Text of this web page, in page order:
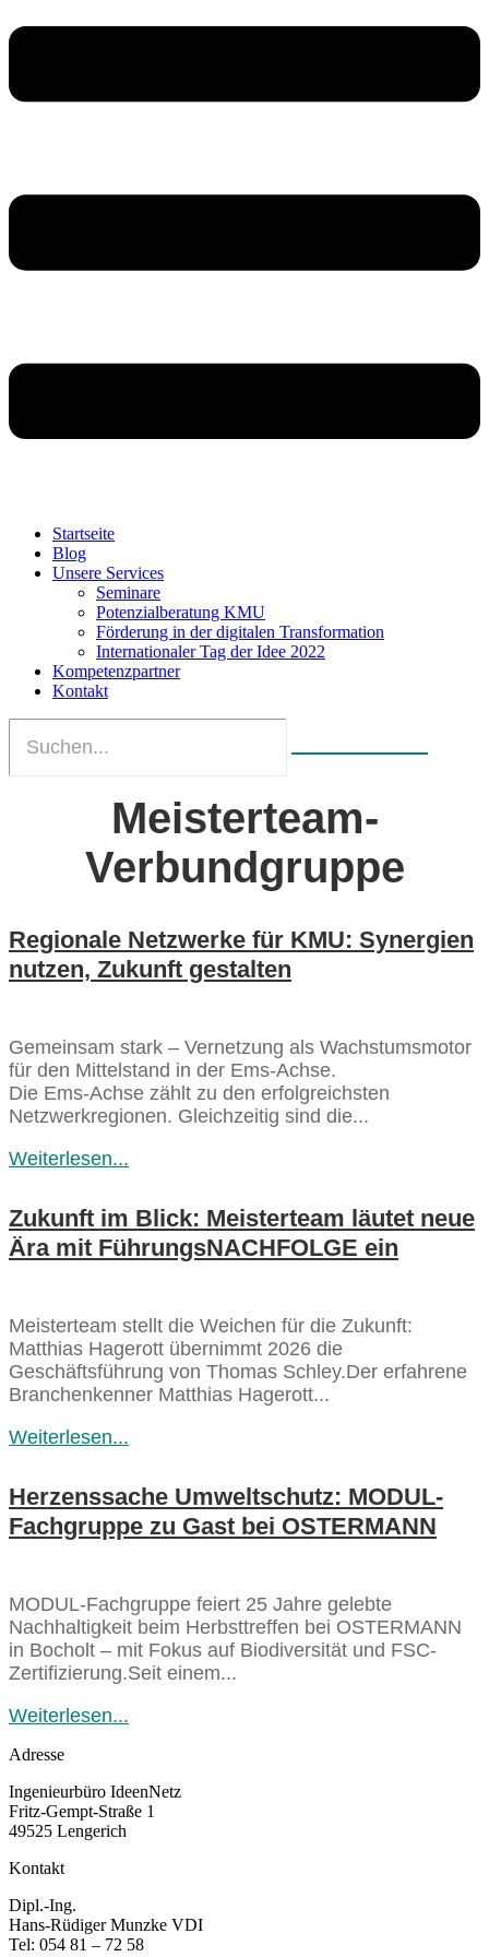
Startseite
Blog
Unsere Services
Seminare
Potenzialberatung KMU
Förderung in der digitalen Transformation
Internationaler Tag der Idee 2022
Kompetenzpartner
Kontakt
Meisterteam-
Verbundgruppe
Regionale Netzwerke für KMU: Synergien
nutzen, Zukunft gestalten
Gemeinsam stark – Vernetzung als Wachstumsmotor
für den Mittelstand in der Ems‑Achse.
Die Ems‑Achse zählt zu den erfolgreichsten
Netzwerkregionen. Gleichzeitig sind die...
Weiterlesen...
Zukunft im Blick: Meisterteam läutet neue
Ära mit FührungsNACHFOLGE ein
Meisterteam stellt die Weichen für die Zukunft:
Matthias Hagerott übernimmt 2026 die
Geschäftsführung von Thomas Schley.Der erfahrene
Branchenkenner Matthias Hagerott...
Weiterlesen...
Herzenssache Umweltschutz: MODUL-
Fachgruppe zu Gast bei OSTERMANN
MODUL-Fachgruppe feiert 25 Jahre gelebte
Nachhaltigkeit beim Herbsttreffen bei OSTERMANN
in Bocholt – mit Fokus auf Biodiversität und FSC-
Zertifizierung.Seit einem...
Weiterlesen...
Adresse
Ingenieurbüro IdeenNetz
Fritz-Gempt-Straße 1
49525 Lengerich
Kontakt
Dipl.-Ing.
Hans-Rüdiger Munzke VDI
Tel: 054 81 – 72 58